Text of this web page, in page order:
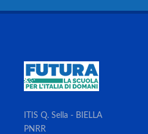
ITIS Q. Sella - BIELLA
PNRR